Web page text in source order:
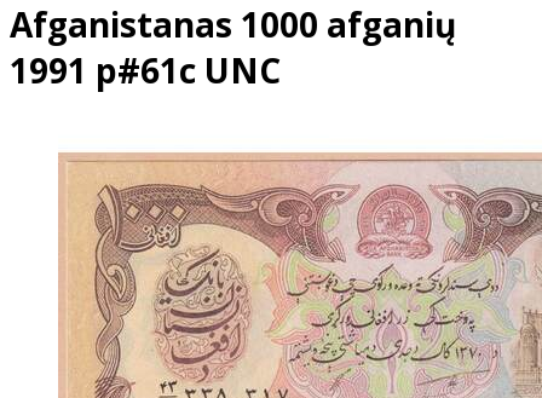
Afganistanas 1000 afganių
1991 p#61c UNC